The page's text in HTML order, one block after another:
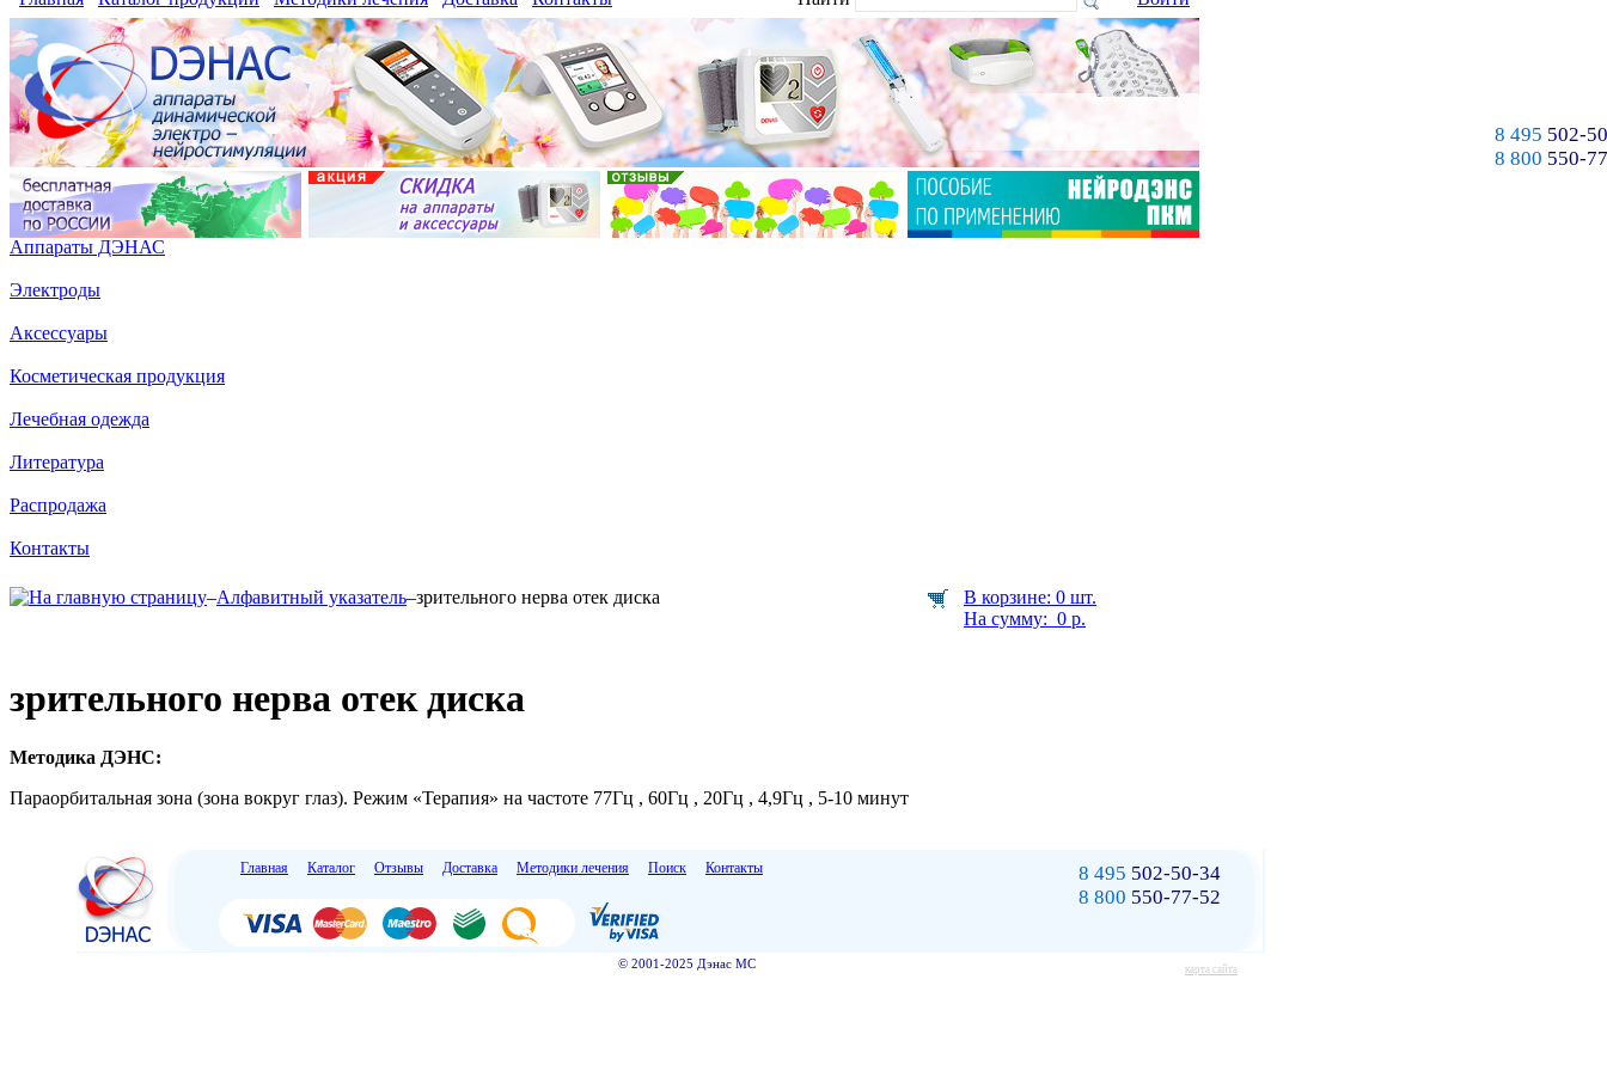
8 495 502-
8 800 550-
Аппараты ДЭНАС
Электроды
Аксессуары
Косметическая продукция
Лечебная одежда
Литература
Распродажа
Контакты
–Алфавитный указатель–зрительного нерва отек диска
В корзине: 0 шт.
На сумму: 0 р.
зрительного нерва отек диска
Методика ДЭНС:
Параорбитальная зона (зона вокруг глаз). Режим «Терапия» на частоте 77Гц , 60Гц , 20Гц , 4,9Гц , 5-10 минут
Главная Каталог Отзывы Доставка Методики лечения Поиск Контакты 8 495 502-50-34
8 800 550-77-52
© 2001-2025 Дэнас МС карта сайта